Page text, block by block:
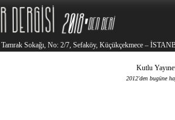
Sokağı, No: 2/7, Sefaköy, Küçükçekmece –
Kutlu
2012'den bugüne